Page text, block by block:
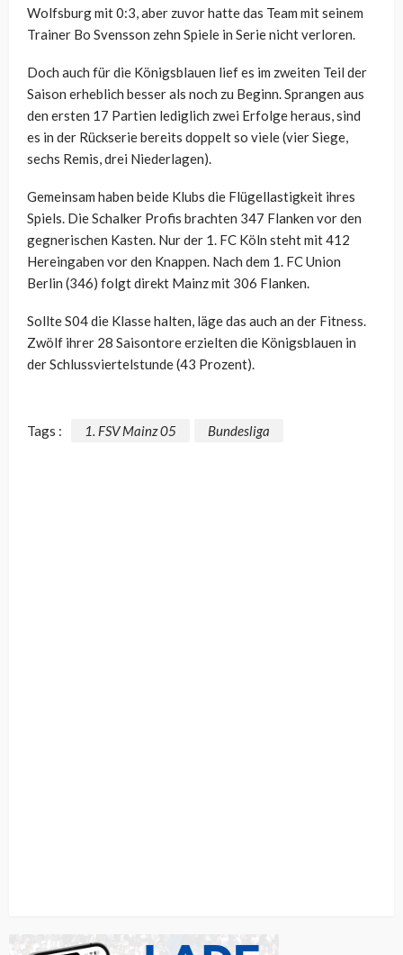
Wolfsburg mit 0:3, aber zuvor hatte das Team mit seinem
Trainer Bo Svensson zehn Spiele in Serie nicht verloren.
Doch auch für die Königsblauen lief es im zweiten Teil der
Saison erheblich besser als noch zu Beginn. Sprangen aus
den ersten 17 Partien lediglich zwei Erfolge heraus, sind
es in der Rückserie bereits doppelt so viele (vier Siege,
sechs Remis, drei Niederlagen).
Gemeinsam haben beide Klubs die Flügellastigkeit ihres
Spiels. Die Schalker Profis brachten 347 Flanken vor den
gegnerischen Kasten. Nur der 1. FC Köln steht mit 412
Hereingaben vor den Knappen. Nach dem 1. FC Union
Berlin (346) folgt direkt Mainz mit 306 Flanken.
Sollte S04 die Klasse halten, läge das auch an der Fitness.
Zwölf ihrer 28 Saisontore erzielten die Königsblauen in
der Schlussviertelstunde (43 Prozent).
Tags : 1. FSV Mainz 05 Bundesliga